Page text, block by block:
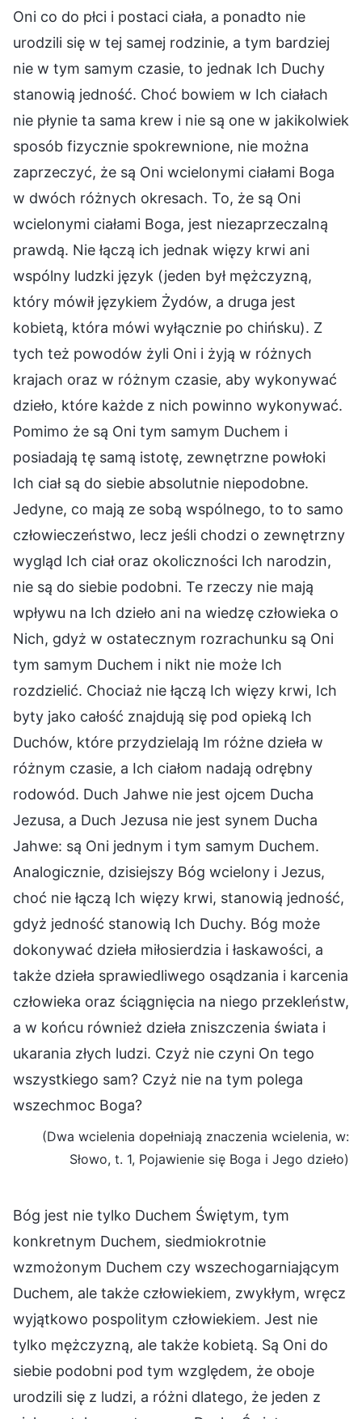
Oni co do płci i postaci ciała, a ponadto nie
urodzili się w tej samej rodzinie, a tym bardziej
nie w tym samym czasie, to jednak Ich Duchy
stanowią jedność. Choć bowiem w Ich ciałach
nie płynie ta sama krew i nie są one w jakikolwiek
sposób fizycznie spokrewnione, nie można
zaprzeczyć, że są Oni wcielonymi ciałami Boga
w dwóch różnych okresach. To, że są Oni
wcielonymi ciałami Boga, jest niezaprzeczalną
prawdą. Nie łączą ich jednak więzy krwi ani
wspólny ludzki język (jeden był mężczyzną,
który mówił językiem Żydów, a druga jest
kobietą, która mówi wyłącznie po chińsku). Z
tych też powodów żyli Oni i żyją w różnych
krajach oraz w różnym czasie, aby wykonywać
dzieło, które każde z nich powinno wykonywać.
Pomimo że są Oni tym samym Duchem i
posiadają tę samą istotę, zewnętrzne powłoki
Ich ciał są do siebie absolutnie niepodobne.
Jedyne, co mają ze sobą wspólnego, to to samo
człowieczeństwo, lecz jeśli chodzi o zewnętrzny
wygląd Ich ciał oraz okoliczności Ich narodzin,
nie są do siebie podobni. Te rzeczy nie mają
wpływu na Ich dzieło ani na wiedzę człowieka o
Nich, gdyż w ostatecznym rozrachunku są Oni
tym samym Duchem i nikt nie może Ich
rozdzielić. Chociaż nie łączą Ich więzy krwi, Ich
byty jako całość znajdują się pod opieką Ich
Duchów, które przydzielają Im różne dzieła w
różnym czasie, a Ich ciałom nadają odrębny
rodowód. Duch Jahwe nie jest ojcem Ducha
Jezusa, a Duch Jezusa nie jest synem Ducha
Jahwe: są Oni jednym i tym samym Duchem.
Analogicznie, dzisiejszy Bóg wcielony i Jezus,
choć nie łączą Ich więzy krwi, stanowią jedność,
gdyż jedność stanowią Ich Duchy. Bóg może
dokonywać dzieła miłosierdzia i łaskawości, a
także dzieła sprawiedliwego osądzania i karcenia
człowieka oraz ściągnięcia na niego przekleństw,
a w końcu również dzieła zniszczenia świata i
ukarania złych ludzi. Czyż nie czyni On tego
wszystkiego sam? Czyż nie na tym polega
wszechmoc Boga?
(Dwa wcielenia dopełniają znaczenia wcielenia, w:
Słowo, t. 1, Pojawienie się Boga i Jego dzieło)
Bóg jest nie tylko Duchem Świętym, tym
konkretnym Duchem, siedmiokrotnie
wzmożonym Duchem czy wszechogarniającym
Duchem, ale także człowiekiem, zwykłym, wręcz
wyjątkowo pospolitym człowiekiem. Jest nie
tylko mężczyzną, ale także kobietą. Są Oni do
siebie podobni pod tym względem, że oboje
urodzili się z ludzi, a różni dlatego, że jeden z